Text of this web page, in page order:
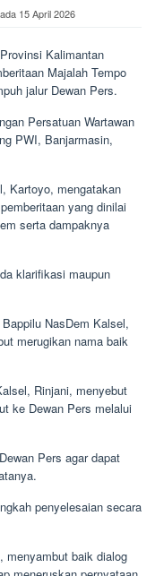
15 April 2026
Kalimantan
Majalah Tempo
jalur Dewan Pers.
Persatuan Wartawan
PWI, Banjarmasin,
Kartoyo, mengatakan
yang dinilai
serta dampaknya
klarifikasi maupun
NasDem Kalsel,
merugikan nama baik
Rinjani, menyebut
ke Dewan Pers melalui
Pers agar dapat
penyelesaian secara
menyambut baik dialog